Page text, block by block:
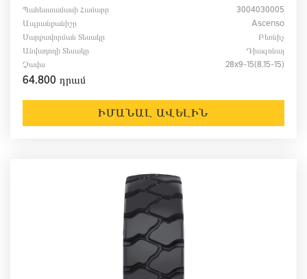
Պահեստամասի Համարը
3004030005
Ապրանքանիշը
Ascenso
Սարքավորման Տեսակը
Բեռնիչ
Անվադողի Տեսակը
Դիագոնալ
Չափս
28x9-15(8.15-15)
64.800 դրամ
ԻՄԱՆԱԼ ԱՎԵԼԻՆ